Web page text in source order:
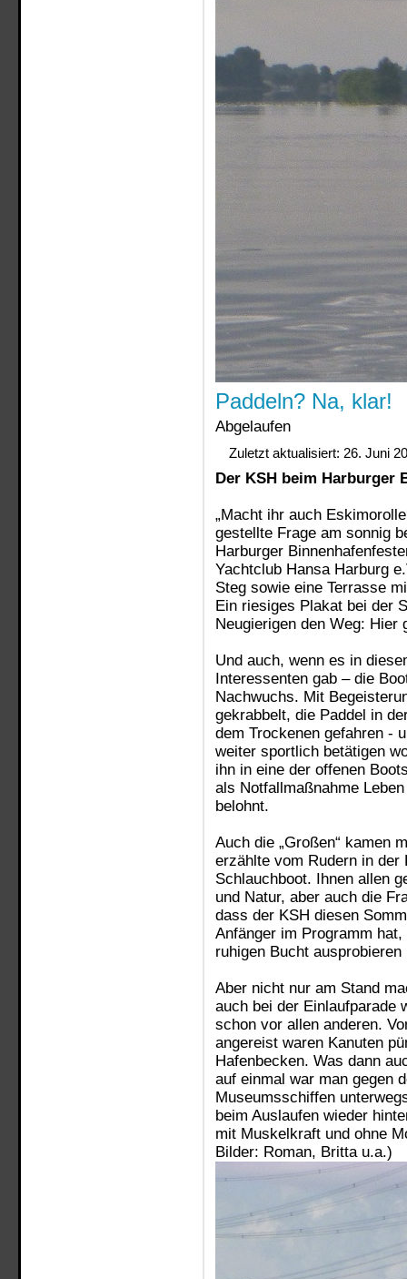
Paddeln? Na, klar!
Abgelaufen
Zuletzt aktualisiert: 26. Juni
Der KSH beim Harburger
„Macht ihr auch
gestellte Frage am sonnig
Harburger
Yachtclub Hansa Harburg
Steg sowie eine Terrasse
Ein riesiges Plakat bei der
Neugierigen den Weg: Hier
Und auch, wenn es in
Interessenten gab – die
Nachwuchs. Mit
gekrabbelt, die Paddel in
dem Trockenen gefahren -
weiter sportlich betätigen
ihn in eine der offenen
als Notfallmaßnahme
belohnt.
Auch die „Großen“ kamen
erzählte vom Rudern in
Schlauchboot. Ihnen allen
und Natur, aber auch die
dass der KSH diesen
Anfänger im Programm
ruhigen Bucht ausprobieren
Aber nicht nur am Stand
auch bei der Einlaufparade
schon vor allen anderen.
angereist waren Kanuten
Hafenbecken. Was dann
auf einmal war man gegen
Museumsschiffen
beim Auslaufen wieder
mit Muskelkraft und ohne
Bilder: Roman, Britta u.a.)